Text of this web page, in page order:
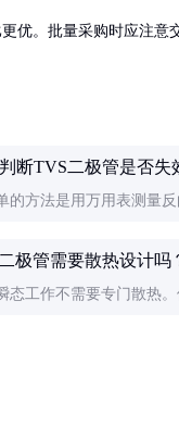
优。批量采购时应注意
断TVS二极管是否失
的方法是用万用表测量反
，若设备频繁出现不明
。
极管需要散热设计吗
态工作不需要专门散热。